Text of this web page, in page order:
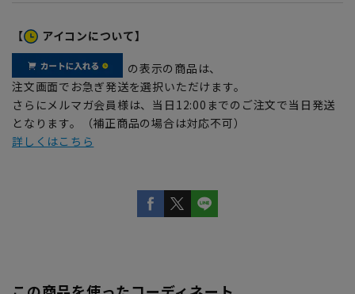
【 アイコンについて】
の表示の商品は、
注文画面でお急ぎ発送を選択いただけます。
さらにメルマガ会員様は、当日12:00までのご注文で当日発送
となります。（補正商品の場合は対応不可）
詳しくはこちら